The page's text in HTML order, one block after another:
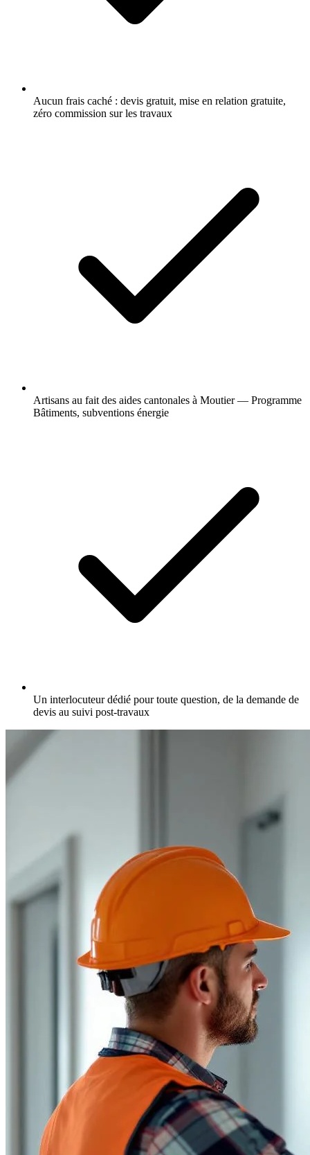
Aucun frais caché : devis gratuit, mise en relation gratuite,
zéro commission sur les travaux
Artisans au fait des aides cantonales à Moutier — Programme
Bâtiments, subventions énergie
Un interlocuteur dédié pour toute question, de la demande de
devis au suivi post-travaux